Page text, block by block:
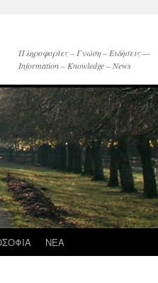
Πληροφορίες – Γνώση – Ειδήσεις —
Information – Knowledge – News
ΝΕΑ